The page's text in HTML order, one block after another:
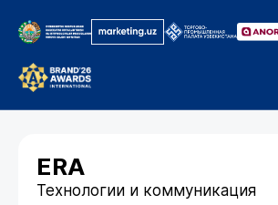
ERA
Технологии и коммуникация